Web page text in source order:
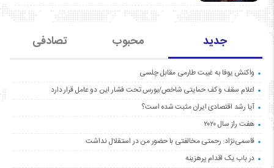
جدید محبوب تصادفی
واکنش یوفا به غیبت طارمی مقابل چلسی
اعلام سقف و کف حمایتی شاخص/بورس تحت فشار این دو عامل قرار دارد
آیا رشد اقتصادی ایران مثبت شده است؟
هفت راز سال ۲۰۲۰
قاسمی‌نژاد: رحمتی مخالفتی با حضور من در استقلال نداشت
در باب یک اقدام پرهزینه